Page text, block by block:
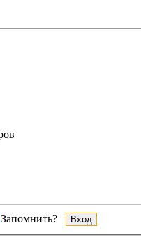
Запомнить?